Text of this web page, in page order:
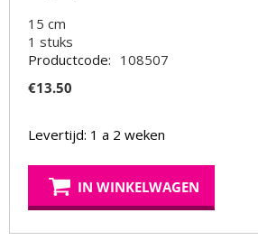
15 cm
1 stuks
Productcode: 108507
€13.50
Levertijd: 1 a 2 weken
IN WINKELWAGEN